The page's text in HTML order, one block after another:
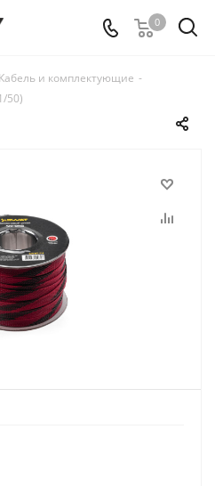
0
Кабель и комплектующие -
50)